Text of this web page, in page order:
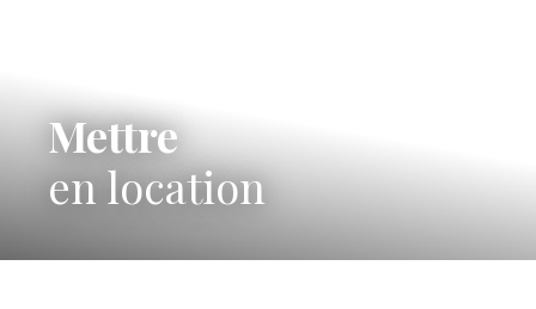
Mettre
en location